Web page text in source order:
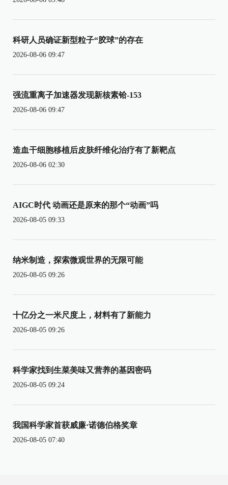
科研人员确证新型粒子“胶球”的存在
2026-08-06 09:47
强流重离子加速器发现新核素铪-153
2026-08-06 09:47
造血干细胞移植后皮肤纤维化治疗有了新靶点
2026-08-06 02:30
AIGC时代 动画还是原来的那个“动画”吗
2026-08-05 09:33
纳米制造，探索微观世界的无限可能
2026-08-05 09:26
十亿分之一米尺度上，材料有了新能力
2026-08-05 09:26
科学家找到生菜美味又营养的基因密码
2026-08-05 09:24
我国科学家首获威廉·诺德伯格奖章
2026-08-05 07:40